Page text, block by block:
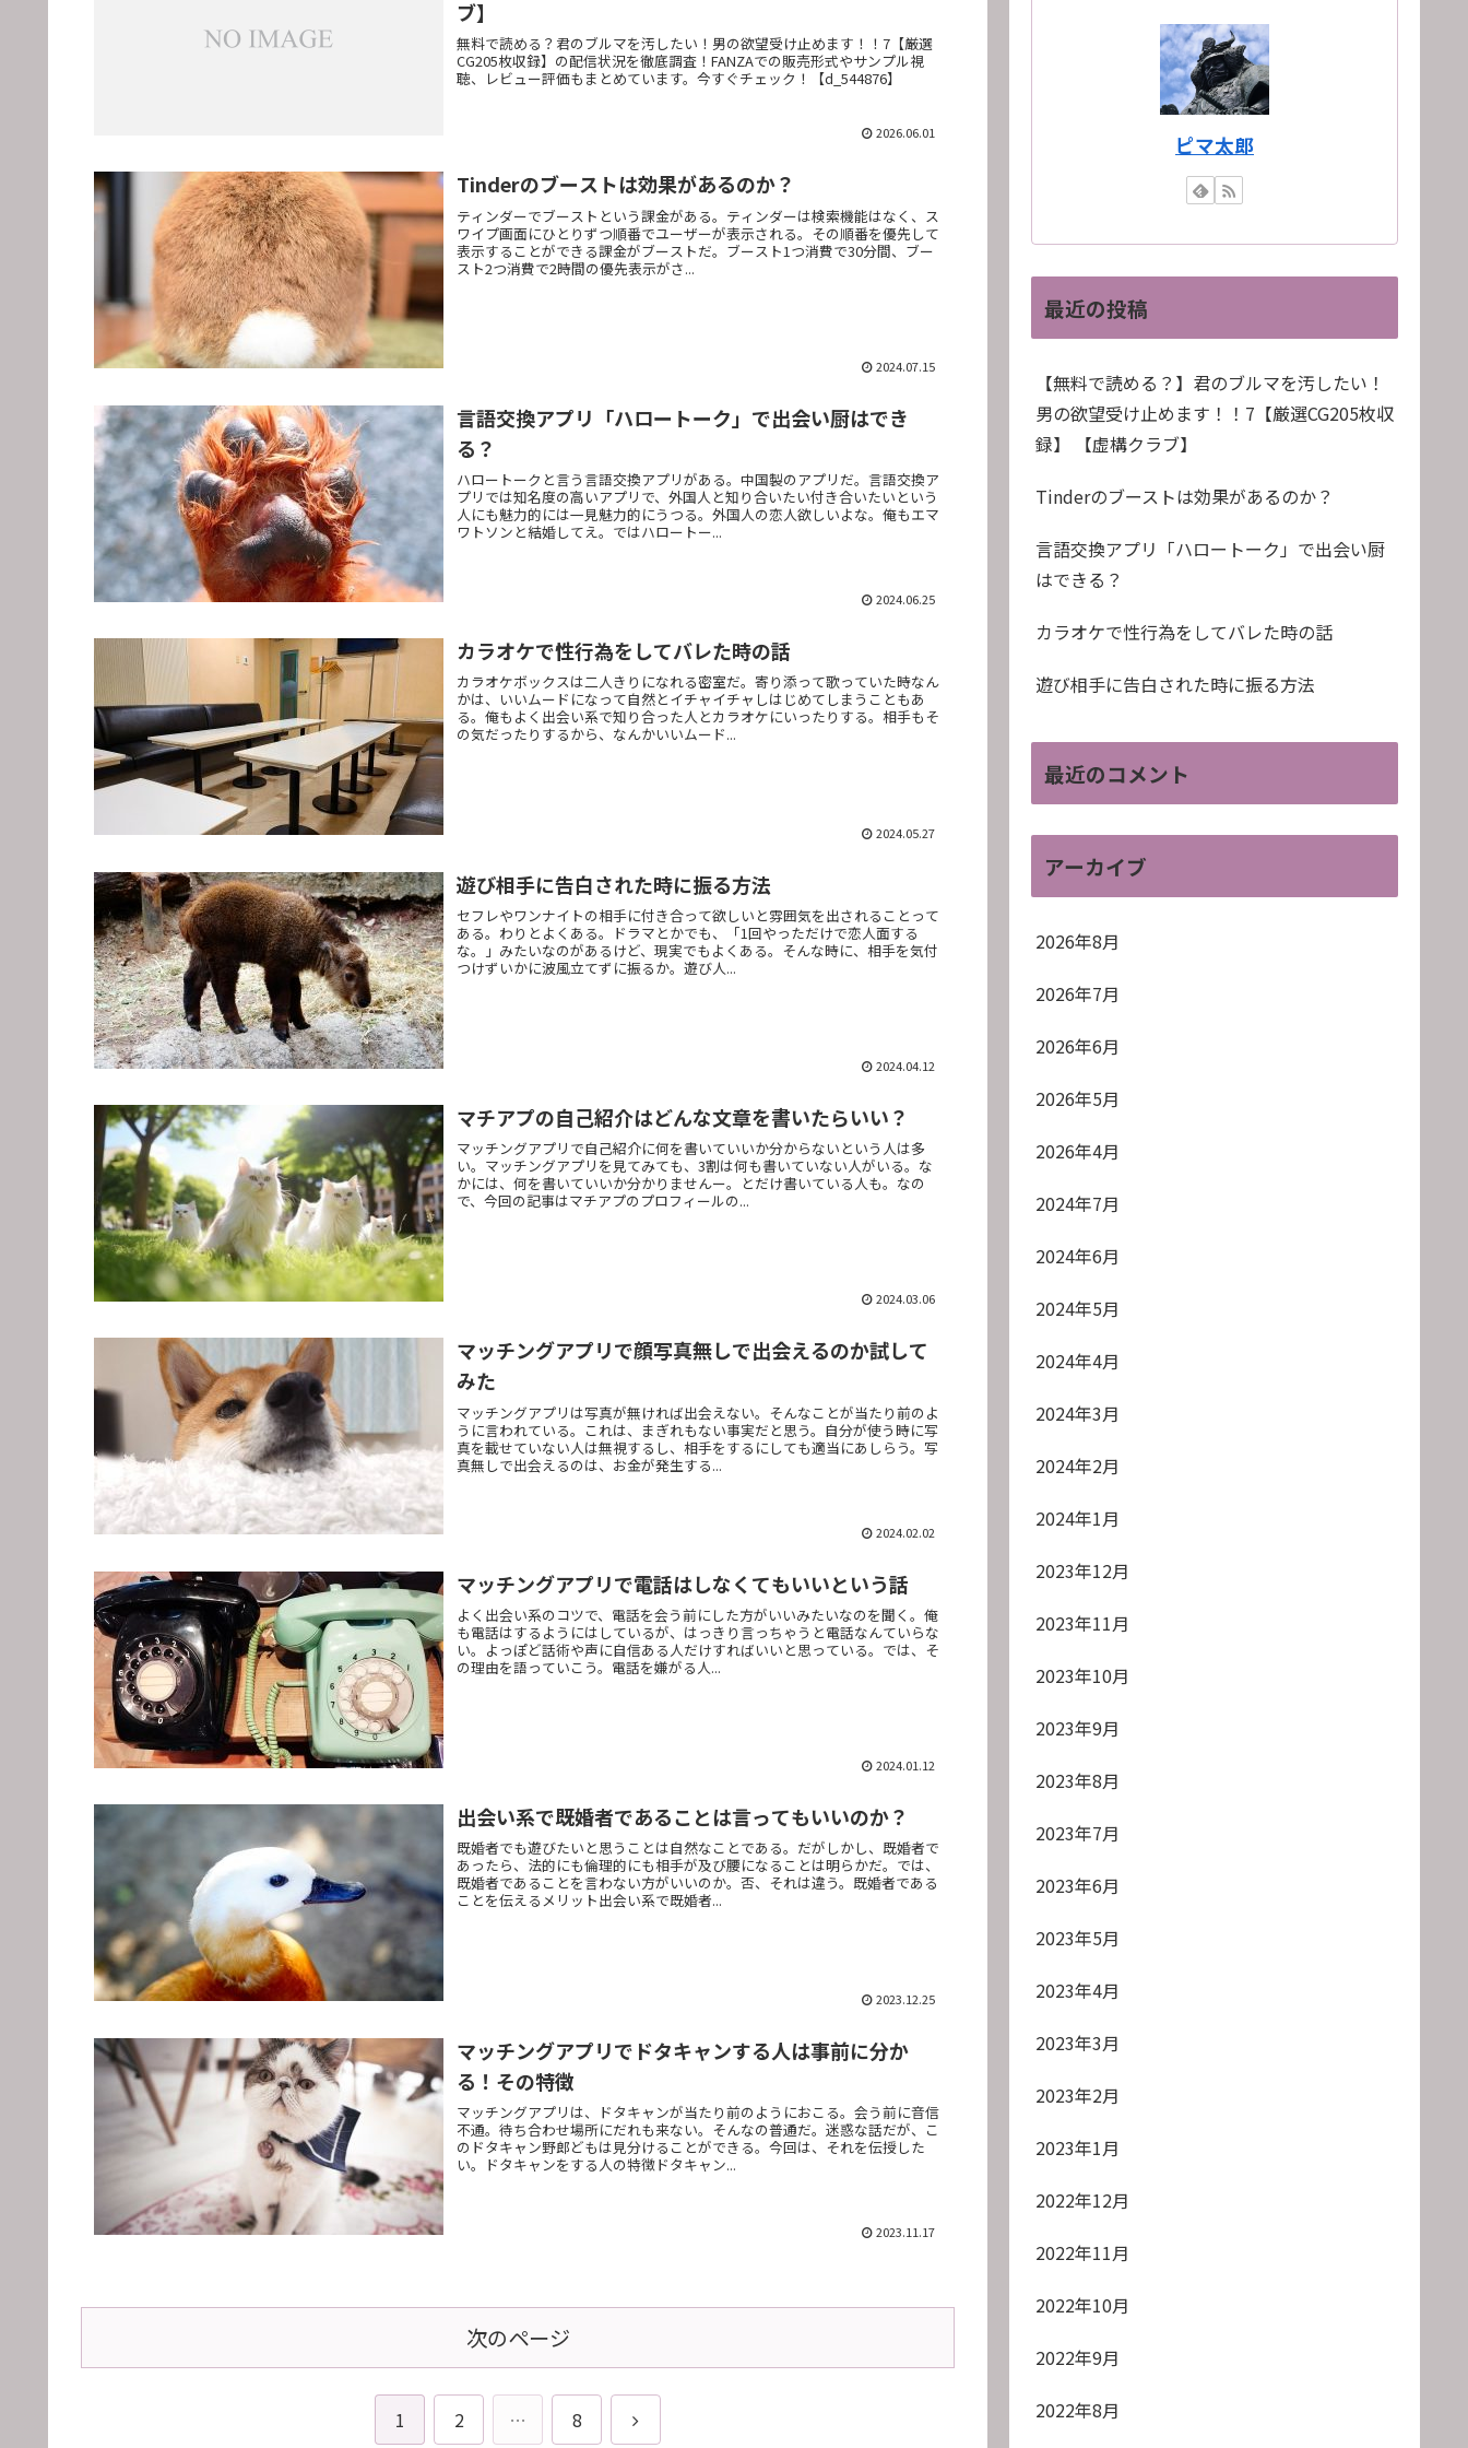
ブ】
無料で読める？君のブルマを汚したい！男の欲望受け止めます！！7【厳選
CG205枚収録】の配信状況を徹底調査！FANZAでの販売形式やサンプル視
聴、レビュー評価もまとめています。今すぐチェック！【d_544876】
2026.06.01
Tinderのブーストは効果があるのか？
ティンダーでブーストという課金がある。ティンダーは検索機能はなく、ス
ワイプ画面にひとりずつ順番でユーザーが表示される。その順番を優先して
表示することができる課金がブーストだ。ブースト1つ消費で30分間、ブー
スト2つ消費で2時間の優先表示がさ...
2024.07.15
言語交換アプリ「ハロートーク」で出会い厨はでき
る？
ハロートークと言う言語交換アプリがある。中国製のアプリだ。言語交換ア
プリでは知名度の高いアプリで、外国人と知り合いたい付き合いたいという
人にも魅力的には一見魅力的にうつる。外国人の恋人欲しいよな。俺もエマ
ワトソンと結婚してえ。ではハロートー...
2024.06.25
カラオケで性行為をしてバレた時の話
カラオケボックスは二人きりになれる密室だ。寄り添って歌っていた時なん
かは、いいムードになって自然とイチャイチャしはじめてしまうこともあ
る。俺もよく出会い系で知り合った人とカラオケにいったりする。相手もそ
の気だったりするから、なんかいいムード...
2024.05.27
遊び相手に告白された時に振る方法
セフレやワンナイトの相手に付き合って欲しいと雰囲気を出されることって
ある。わりとよくある。ドラマとかでも、「1回やっただけで恋人面する
な。」みたいなのがあるけど、現実でもよくある。そんな時に、相手を気付
つけずいかに波風立てずに振るか。遊び人...
2024.04.12
マチアプの自己紹介はどんな文章を書いたらいい？
マッチングアプリで自己紹介に何を書いていいか分からないという人は多
い。マッチングアプリを見てみても、3割は何も書いていない人がいる。な
かには、何を書いていいか分かりませんー。とだけ書いている人も。なの
で、今回の記事はマチアプのプロフィールの...
2024.03.06
マッチングアプリで顔写真無しで出会えるのか試して
みた
マッチングアプリは写真が無ければ出会えない。そんなことが当たり前のよ
うに言われている。これは、まぎれもない事実だと思う。自分が使う時に写
真を載せていない人は無視するし、相手をするにしても適当にあしらう。写
真無しで出会えるのは、お金が発生する...
2024.02.02
マッチングアプリで電話はしなくてもいいという話
よく出会い系のコツで、電話を会う前にした方がいいみたいなのを聞く。俺
も電話はするようにはしているが、はっきり言っちゃうと電話なんていらな
い。よっぽど話術や声に自信ある人だけすればいいと思っている。では、そ
の理由を語っていこう。電話を嫌がる人...
2024.01.12
出会い系で既婚者であることは言ってもいいのか？
既婚者でも遊びたいと思うことは自然なことである。だがしかし、既婚者で
あったら、法的にも倫理的にも相手が及び腰になることは明らかだ。では、
既婚者であることを言わない方がいいのか。否、それは違う。既婚者である
ことを伝えるメリット出会い系で既婚者...
2023.12.25
マッチングアプリでドタキャンする人は事前に分か
る！その特徴
マッチングアプリは、ドタキャンが当たり前のようにおこる。会う前に音信
不通。待ち合わせ場所にだれも来ない。そんなの普通だ。迷惑な話だが、こ
のドタキャン野郎どもは見分けることができる。今回は、それを伝授した
い。ドタキャンをする人の特徴ドタキャン...
2023.11.17
次のページ
1 2 … 8 次
ピマ太郎
最近の投稿
【無料で読める？】君のブルマを汚したい！
男の欲望受け止めます！！7【厳選CG205枚収
録】 【虚構クラブ】
Tinderのブーストは効果があるのか？
言語交換アプリ「ハロートーク」で出会い厨
はできる？
カラオケで性行為をしてバレた時の話
遊び相手に告白された時に振る方法
最近のコメント
アーカイブ
2026年8月
2026年7月
2026年6月
2026年5月
2026年4月
2024年7月
2024年6月
2024年5月
2024年4月
2024年3月
2024年2月
2024年1月
2023年12月
2023年11月
2023年10月
2023年9月
2023年8月
2023年7月
2023年6月
2023年5月
2023年4月
2023年3月
2023年2月
2023年1月
2022年12月
2022年11月
2022年10月
2022年9月
2022年8月